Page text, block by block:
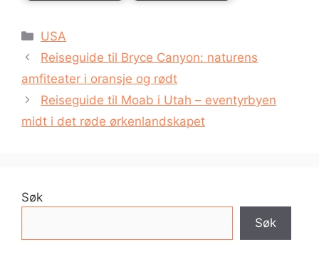
Kategorier
USA
Reiseguide til Bryce Canyon: naturens
amfiteater i oransje og rødt
Reiseguide til Moab i Utah – eventyrbyen
midt i det røde ørkenlandskapet
Søk
Søk